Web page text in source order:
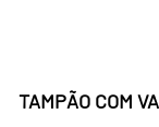
TAMPÃO COM